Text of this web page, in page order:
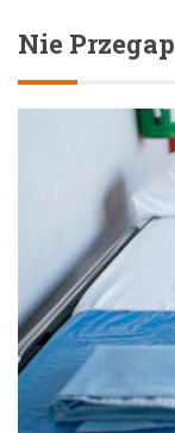
Nie Przegap